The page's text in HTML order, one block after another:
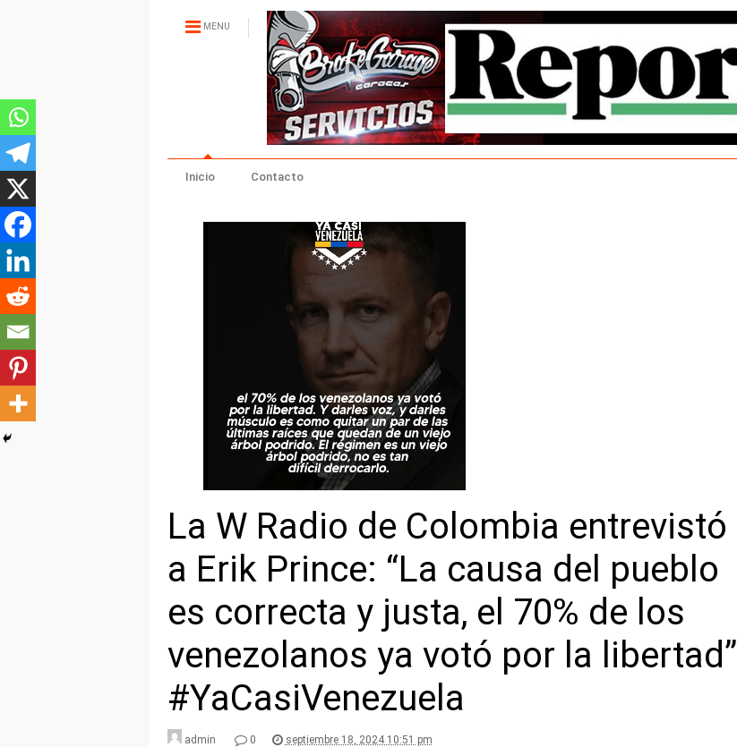
MENU
Inicio Contacto
La W Radio de Colombia entrevistó
a Erik Prince: “La causa del pueblo
es correcta y justa, el 70% de los
venezolanos ya votó por la libertad”
#YaCasiVenezuela
admin 0 septiembre 18, 2024 10:51 pm